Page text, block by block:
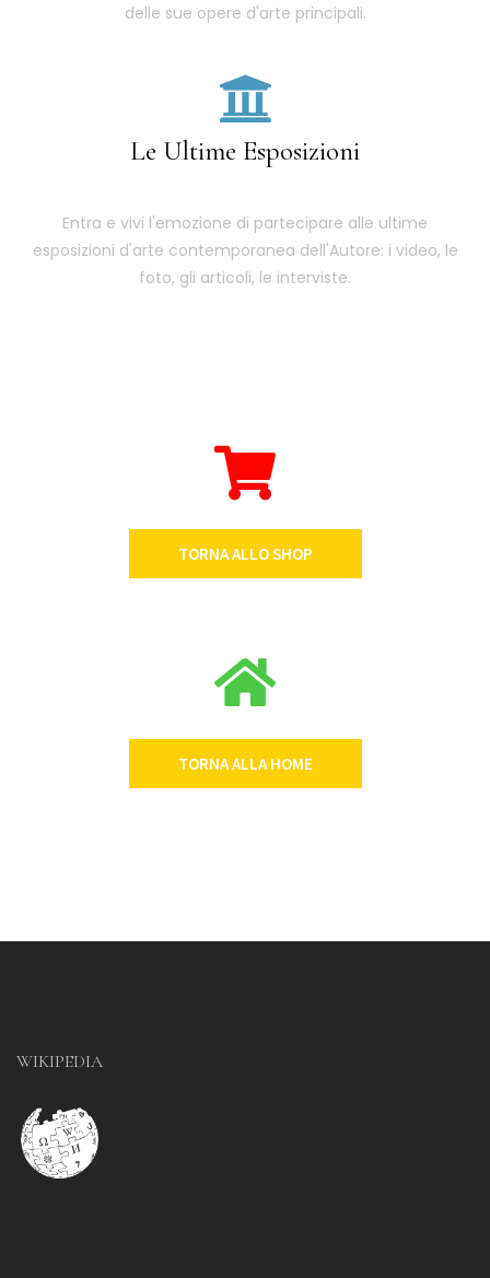
delle sue opere d'arte principali.
Le Ultime Esposizioni
Entra e vivi l'emozione di partecipare alle ultime
esposizioni d'arte contemporanea dell'Autore: i video, le
foto, gli articoli, le interviste.
TORNA ALLO SHOP
TORNA ALLA HOME
WIKIPEDIA